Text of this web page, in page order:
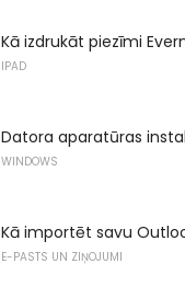
Kā izdrukāt piezīmi
IPAD
Datora aparatūras
WINDOWS
Kā importēt savu
E-PASTS UN ZIŅOJUMI